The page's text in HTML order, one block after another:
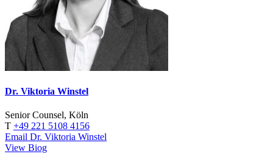
Dr. Viktoria Winstel
Senior Counsel, Köln
T +49 221 5108 4156
Email Dr. Viktoria Winstel
View Biog